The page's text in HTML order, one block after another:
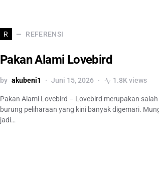
R REFERENSI
Pakan Alami Lovebird
by akubeni1 Juni 15, 2026 1.8K views
Pakan Alami Lovebird – Lovebird merupakan
burung peliharaan yang kini banyak digemari.
jadi…